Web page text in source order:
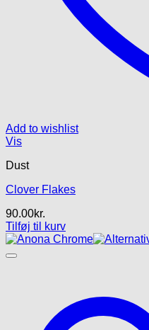
Add to wishlist
Vis
Dust
Clover Flakes
90.00kr.
Tilføj til kurv